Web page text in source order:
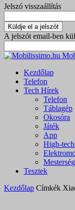
Jelszó visszaállítás
A jelszót email-ben
Kezdőlap
Telefon
Tech Hírek
Telefon
Táblagép
Okosóra
Játék
App
High-
Tesztek
Kezdőlap Címkék